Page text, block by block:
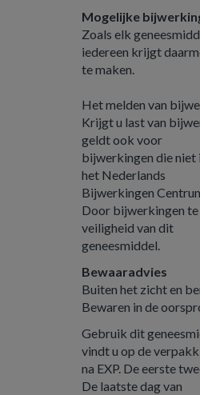
Mogelijke
Zoals elk
iedereen krijgt
te maken.
Het melden van
Krijgt u last van
geldt ook voor
bijwerkingen die niet
het Nederlands
Bijwerkingen
Door bijwerkingen te
veiligheid van dit
geneesmiddel.
Bewaaradvies
Buiten het zicht en
Bewaren in de
Gebruik dit
vindt u op de
na EXP. De eerste
De laatste dag van